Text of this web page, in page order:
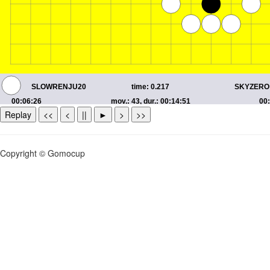
Replay << < || ► > >>
Copyright © Gomocup